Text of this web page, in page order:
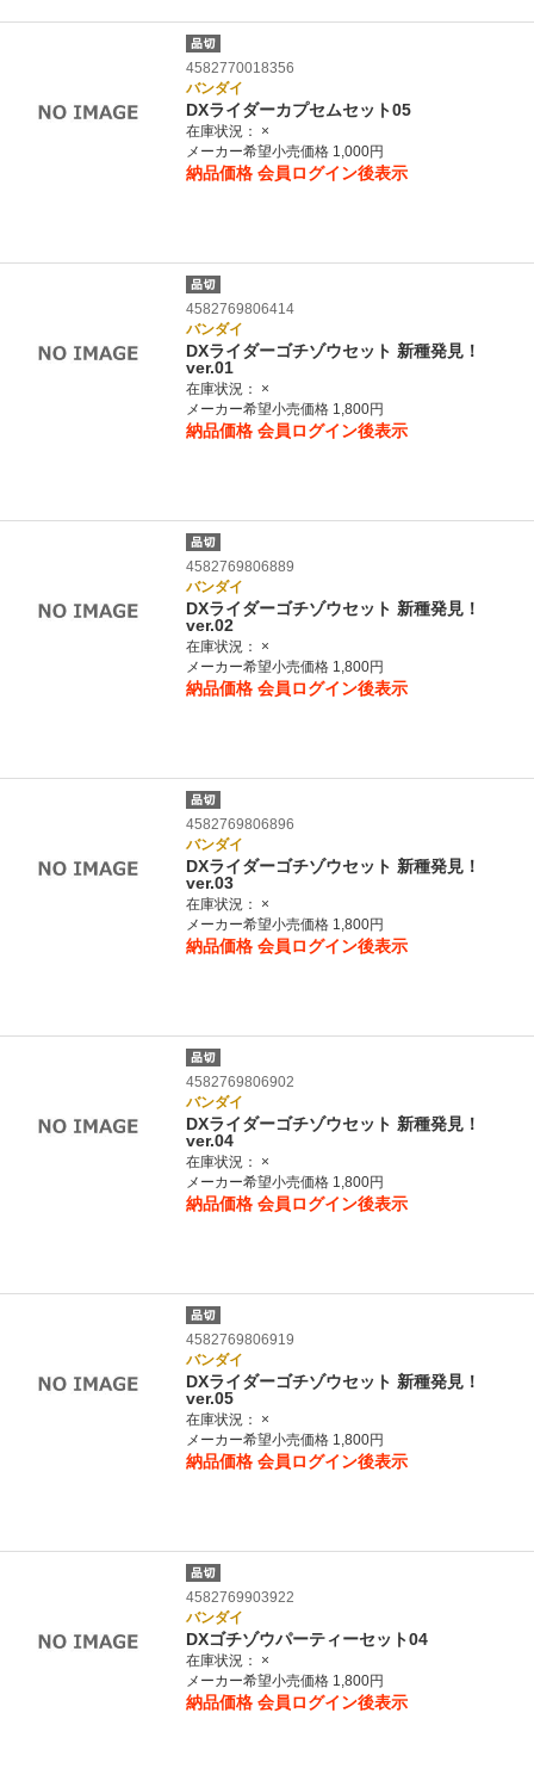
4582770018356
バンダイ
DXライダーカプセムセット05
在庫状況：
×
メーカー希望小売価格 1,000円
納品価格 会員ログイン後表示
4582769806414
バンダイ
DXライダーゴチゾウセット 新種発見！
ver.01
在庫状況：
×
メーカー希望小売価格 1,800円
納品価格 会員ログイン後表示
4582769806889
バンダイ
DXライダーゴチゾウセット 新種発見！
ver.02
在庫状況：
×
メーカー希望小売価格 1,800円
納品価格 会員ログイン後表示
4582769806896
バンダイ
DXライダーゴチゾウセット 新種発見！
ver.03
在庫状況：
×
メーカー希望小売価格 1,800円
納品価格 会員ログイン後表示
4582769806902
バンダイ
DXライダーゴチゾウセット 新種発見！
ver.04
在庫状況：
×
メーカー希望小売価格 1,800円
納品価格 会員ログイン後表示
4582769806919
バンダイ
DXライダーゴチゾウセット 新種発見！
ver.05
在庫状況：
×
メーカー希望小売価格 1,800円
納品価格 会員ログイン後表示
4582769903922
バンダイ
DXゴチゾウパーティーセット04
在庫状況：
×
メーカー希望小売価格 1,800円
納品価格 会員ログイン後表示